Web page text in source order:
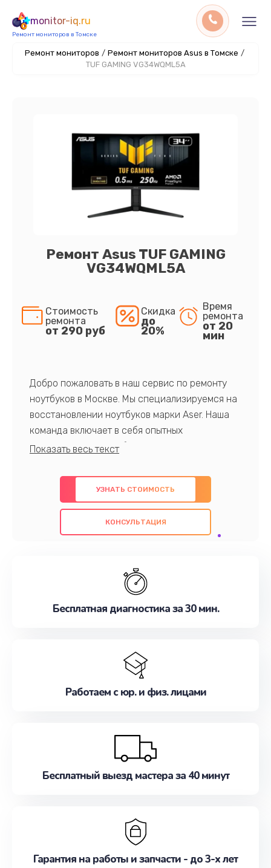
monitor-iq.ru
Ремонт мониторов в Томске
Ремонт мониторов / Ремонт мониторов Asus в Томске /
TUF GAMING VG34WQML5A
Ремонт Asus TUF GAMING
VG34WQML5A
Стоимость
ремонта
от 290 руб
Скидка
до
20%
Время
ремонта
от 20
мин
Добро пожаловать в наш сервис по ремонту
ноутбуков в Москве. Мы специализируемся на
восстановлении ноутбуков марки Aser. Наша
команда включает в себя опытных
профессионалов с обширными знаниями и
предлагаем быстрый и качественный ремонт с
использованием оригинальных компонентов, а
также гарантируем качество всех
проведенных работ. Наша цель - предоставить
наилучшим образом. Не медлите записаться на
УЗНАТЬ СТОИМОСТЬ
КОНСУЛЬТАЦИЯ
Бесплатная диагностика за 30 мин.
Работаем с юр. и физ. лицами
Бесплатный выезд мастера за 40 минут
Гарантия на работы и запчасти - до 3-х лет